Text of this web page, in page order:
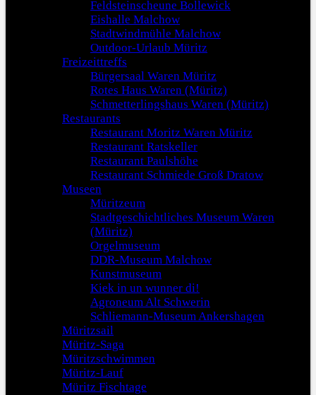
Feldsteinscheune Bollewick
Eishalle Malchow
Stadtwindmühle Malchow
Outdoor-Urlaub Müritz
Freizeittreffs
Bürgersaal Waren Müritz
Rotes Haus Waren (Müritz)
Schmetterlingshaus Waren (Müritz)
Restaurants
Restaurant Moritz Waren Müritz
Restaurant Ratskeller
Restaurant Paulshöhe
Restaurant Schmiede Groß Dratow
Museen
Müritzeum
Stadtgeschichtliches Museum Waren
(Müritz)
Orgelmuseum
DDR-Museum Malchow
Kunstmuseum
Kiek in un wunner di!
Agroneum Alt Schwerin
Schliemann-Museum Ankershagen
Müritzsail
Müritz-Saga
Müritzschwimmen
Müritz-Lauf
Müritz Fischtage